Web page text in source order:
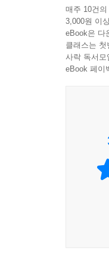
매주 10건
3,000원 이
eBook은 다
클래스는
사락 독서모
eBook 페이